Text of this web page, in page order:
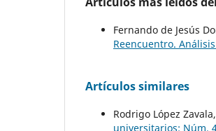
Fernando de Jesús
Reencuentro.
Artículos similares
Rodrigo López Zavala,
universitarios: Núm.